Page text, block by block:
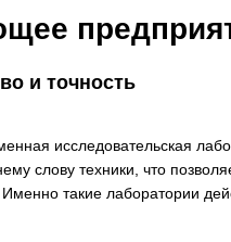
и точность
исследовательская
слову техники, что
такие лаборатории